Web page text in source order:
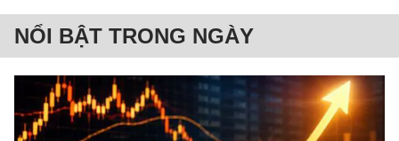
NỔI BẬT TRONG NGÀY